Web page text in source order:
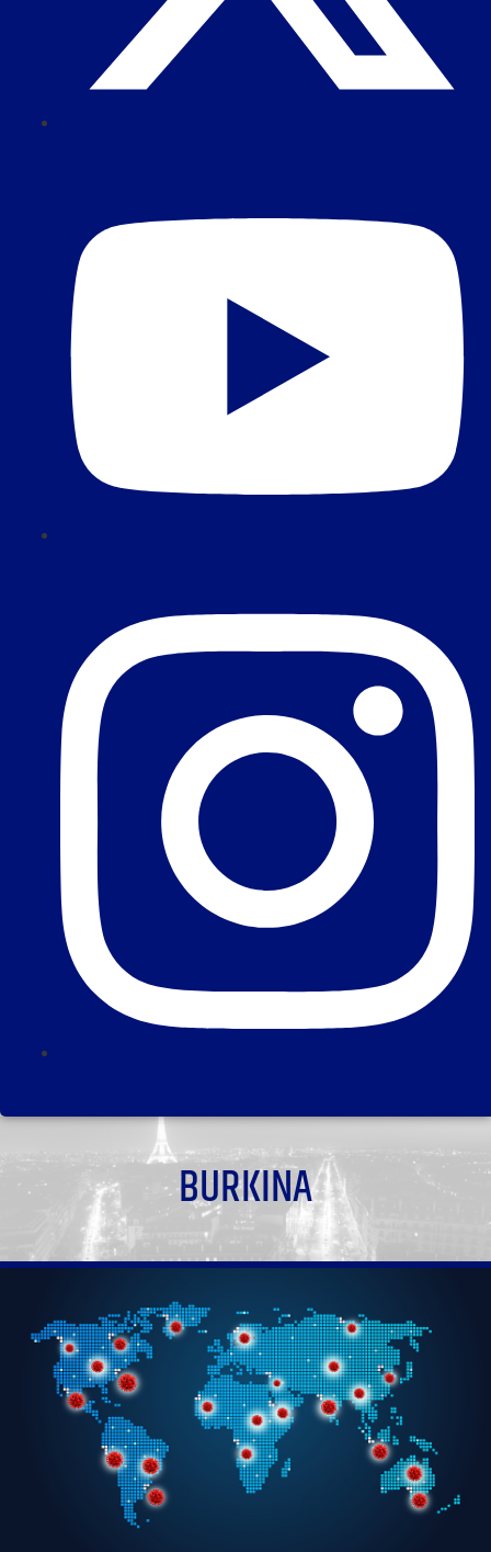
BURKINA